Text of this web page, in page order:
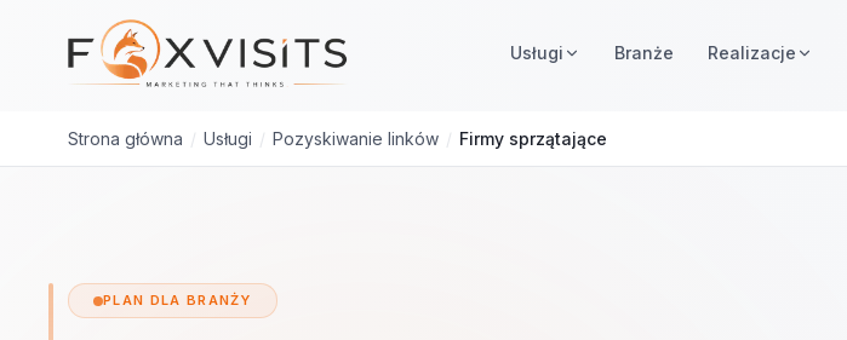
Przejdź do treści głównej
Usługi Branże Realizacje
Strona główna / Usługi / Pozyskiwanie linków / Firmy sprzątające
PLAN DLA BRANŻY